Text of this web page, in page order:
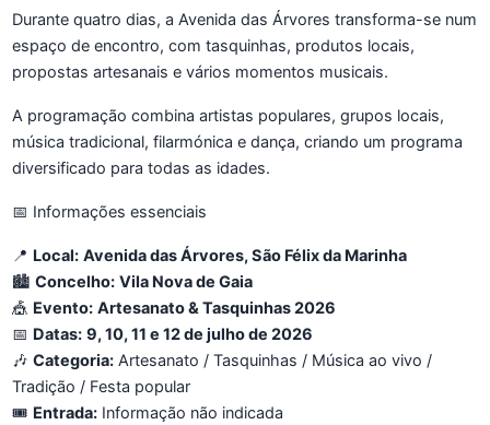
Durante quatro dias, a Avenida das Árvores transforma-se num
espaço de encontro, com tasquinhas, produtos locais,
propostas artesanais e vários momentos musicais.
A programação combina artistas populares, grupos locais,
música tradicional, filarmónica e dança, criando um programa
diversificado para todas as idades.
📅 Informações essenciais
📍 Local: Avenida das Árvores, São Félix da Marinha
🏙️ Concelho: Vila Nova de Gaia
🎪 Evento: Artesanato & Tasquinhas 2026
📅 Datas: 9, 10, 11 e 12 de julho de 2026
🎶 Categoria: Artesanato / Tasquinhas / Música ao vivo /
Tradição / Festa popular
🎟️ Entrada: Informação não indicada